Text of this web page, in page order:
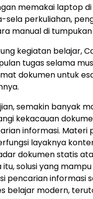
memakai laptop
sela perkuliahan,
manual di
kegiatan belajar,
tugas selama
dokumen untuk
semakin banyak
kekacauan
informasi. Materi
layaknya
dokumen statis
solusi yang
pencarian informasi
belajar modern,